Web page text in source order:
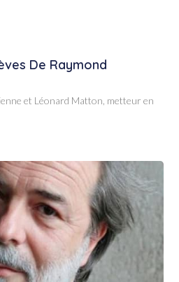
De Raymond
et Léonard Matton, metteur en